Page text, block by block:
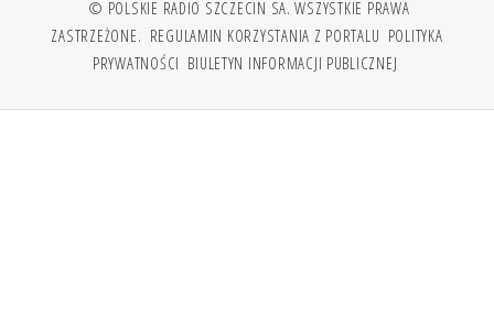
© POLSKIE RADIO SZCZECIN SA. WSZYSTKIE PRAWA
ZASTRZEŻONE. REGULAMIN KORZYSTANIA Z PORTALU POLITYKA
PRYWATNOŚCI BIULETYN INFORMACJI PUBLICZNEJ